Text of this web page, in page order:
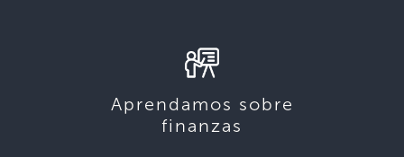
Aprendamos sobre
finanzas